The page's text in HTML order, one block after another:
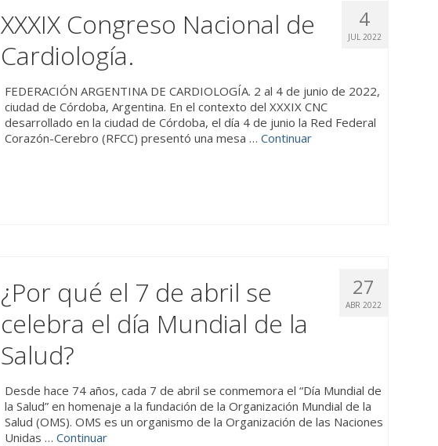
4
JUL 2022
XXXIX Congreso Nacional de
Cardiología.
FEDERACIÓN ARGENTINA DE CARDIOLOGÍA. 2 al 4 de junio de 2022,
ciudad de Córdoba, Argentina. En el contexto del XXXIX CNC
desarrollado en la ciudad de Córdoba, el día 4 de junio la Red Federal
Corazón-Cerebro (RFCC) presentó una mesa …Continuar
27
ABR 2022
¿Por qué el 7 de abril se
celebra el día Mundial de la
Salud?
Desde hace 74 años, cada 7 de abril se conmemora el “Día Mundial de
la Salud” en homenaje a la fundación de la Organización Mundial de la
Salud (OMS). OMS es un organismo de la Organización de las Naciones
Unidas …Continuar